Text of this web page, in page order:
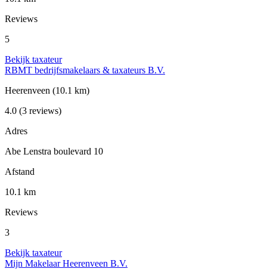
Reviews
5
Bekijk taxateur
RBMT bedrijfsmakelaars & taxateurs B.V.
Heerenveen (10.1 km)
4.0 (3 reviews)
Adres
Abe Lenstra boulevard 10
Afstand
10.1 km
Reviews
3
Bekijk taxateur
Mijn Makelaar Heerenveen B.V.